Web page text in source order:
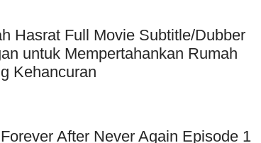
Hasrat Full Movie Subtitle/Dubber
untuk Mempertahankan Rumah
Kehancuran
After Never Again Episode 1